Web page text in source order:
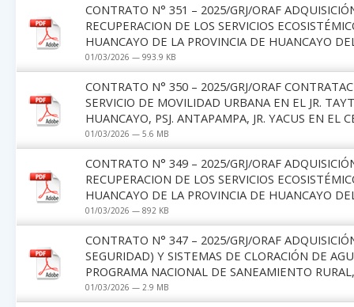
CONTRATO N° 351 – 2025/GRJ/ORAF
RECUPERACION DE LOS SERVICIOS
HUANCAYO DE LA PROVINCIA DE HUANCAYO
01/03/2026 — 993.9 KB
CONTRATO N° 350 – 2025/GRJ/ORAF
SERVICIO DE MOVILIDAD URBANA EN EL JR.
HUANCAYO, PSJ. ANTAPAMPA, JR. YACUS EN EL
01/03/2026 — 5.6 MB
CONTRATO N° 349 – 2025/GRJ/ORAF
RECUPERACION DE LOS SERVICIOS
HUANCAYO DE LA PROVINCIA DE HUANCAYO
01/03/2026 — 892 KB
CONTRATO N° 347 – 2025/GRJ/ORAF
SEGURIDAD) Y SISTEMAS DE CLORACIÓN DE
PROGRAMA NACIONAL DE SANEAMIENTO
01/03/2026 — 2.9 MB